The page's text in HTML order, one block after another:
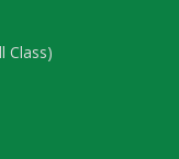
Class)